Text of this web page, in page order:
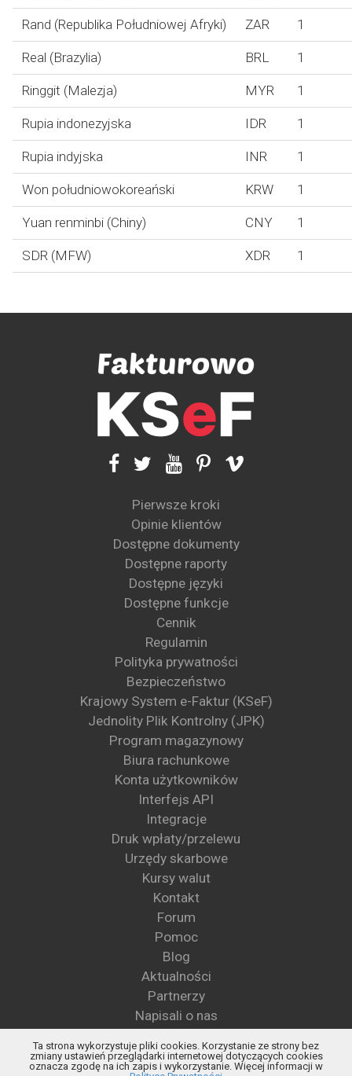
Rand (Republika Południowej Afryki) ZAR 1
Real (Brazylia) BRL 1
Ringgit (Malezja) MYR 1
Rupia indonezyjska IDR 1
Rupia indyjska INR 1
Won południowokoreański KRW 1
Yuan renminbi (Chiny) CNY 1
SDR (MFW) XDR 1
Pierwsze kroki
Opinie klientów
Dostępne dokumenty
Dostępne raporty
Dostępne języki
Dostępne funkcje
Cennik
Regulamin
Polityka prywatności
Bezpieczeństwo
Krajowy System e-Faktur (KSeF)
Jednolity Plik Kontrolny (JPK)
Program magazynowy
Biura rachunkowe
Konta użytkowników
Interfejs API
Integracje
Druk wpłaty/przelewu
Urzędy skarbowe
Kursy walut
Kontakt
Forum
Pomoc
Blog
Aktualności
Partnerzy
Napisali o nas
Blog KSeF
Ta strona wykorzystuje pliki cookies. Korzystanie ze strony bez
zmiany ustawień przeglądarki internetowej dotyczących cookies
oznacza zgodę na ich zapis i wykorzystanie. Więcej informacji w